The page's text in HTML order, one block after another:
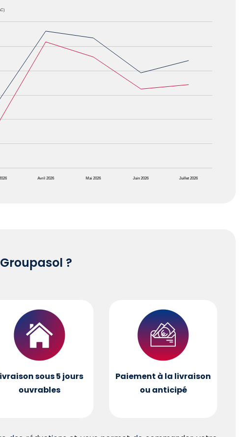
Avril 2026 Mai 2026 Juin 2026 Juillet 2026
?
sous 5 jours
ouvrables
Paiement à la livraison
ou anticipé